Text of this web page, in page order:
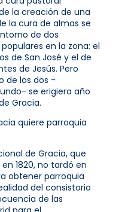
la creación de una
la cura de almas se
de dos
en la zona: el
de San José y el de
de Jesús. Pero
de los dos -
se erigiera año
Gracia.
quiere parroquia
de Gracia, que
1820, no tardó en
obtener parroquia
del consistorio
de las